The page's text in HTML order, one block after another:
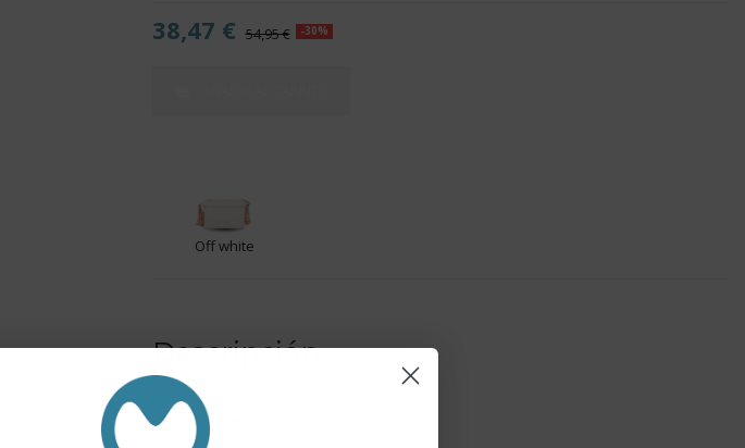
38,47 € 54,95 € -30%
Off white
Descripción
- Compartimento central